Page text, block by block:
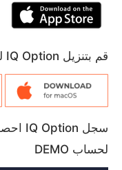
قم بتنزيل IQ Option لنظام macOS / Windows
لحساب DEMO